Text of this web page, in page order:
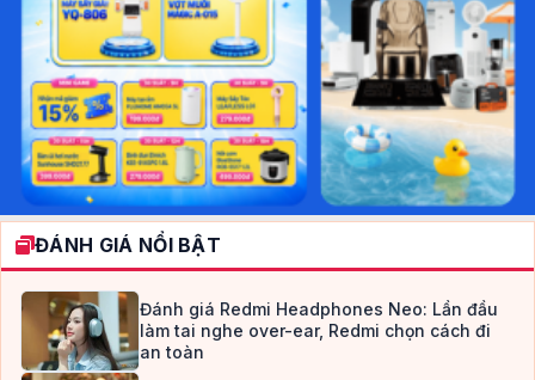
ĐÁNH GIÁ NỔI BẬT
Đánh giá Redmi Headphones Neo: Lần đầu
làm tai nghe over-ear, Redmi chọn cách đi
an toàn